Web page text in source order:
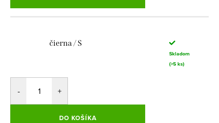
čierna / S
Skladom
(>5 ks)
DO KOŠÍKA